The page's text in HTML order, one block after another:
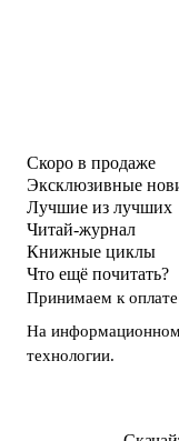
Скоро в продаже
Эксклюзивные
Лучшие из лучших
Читай-журнал
Книжные циклы
Что ещё почитать?
Принимаем к оплате
На
технологии.